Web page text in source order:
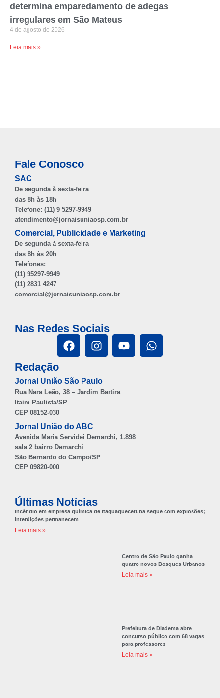
determina emparedamento de adegas
irregulares em São Mateus
4 de agosto de 2026
Leia mais »
Fale Conosco
SAC
De segunda à sexta-feira
das 8h às 18h
Telefone: (11) 9 5297-9949
atendimento@jornaisuniaosp.com.br
Comercial, Publicidade e Marketing
De segunda à sexta-feira
das 8h às 20h
Telefones:
(11) 95297-9949
(11) 2831 4247
comercial@jornaisuniaosp.com.br
Nas Redes Sociais
Redação
Jornal União São Paulo
Rua Nara Leão, 38 – Jardim Bartira
Itaim Paulista/SP
CEP 08152-030
Jornal União do ABC
Avenida Maria Servidei Demarchi, 1.898
sala 2 bairro Demarchi
São Bernardo do Campo/SP
CEP 09820-000
Últimas Notícias
Incêndio em empresa química de Itaquaquecetuba segue com explosões;
interdições permanecem
Leia mais »
Centro de São Paulo ganha
quatro novos Bosques Urbanos
Leia mais »
Prefeitura de Diadema abre
concurso público com 68 vagas
para professores
Leia mais »